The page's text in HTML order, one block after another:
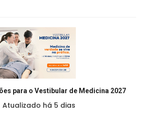
para o Vestibular de Medicina 2027
Atualizado há 5 dias